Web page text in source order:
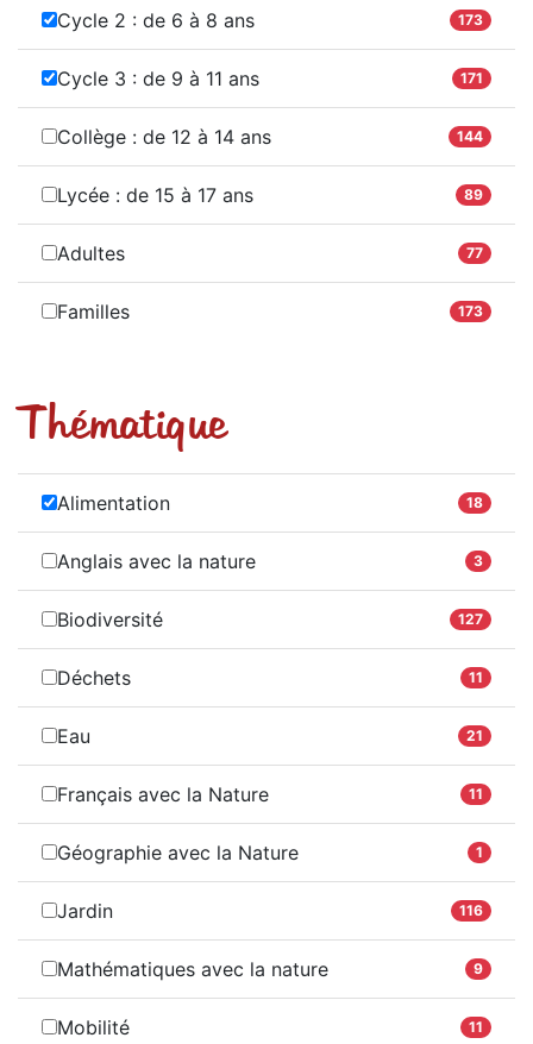
Cycle 2 : de 6 à 8 ans 173
Cycle 3 : de 9 à 11 ans 171
Collège : de 12 à 14 ans 144
Lycée : de 15 à 17 ans 89
Adultes 77
Familles 173
Thématique
Alimentation 18
Anglais avec la nature 3
Biodiversité 127
Déchets 11
Eau 21
Français avec la Nature 11
Géographie avec la Nature 1
Jardin 116
Mathématiques avec la nature 9
Mobilité 11